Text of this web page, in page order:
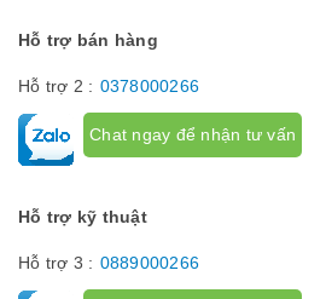
Hỗ trợ bán hàng
Hỗ trợ 2 : 0378000266
Chat ngay để nhận tư vấn
Hỗ trợ kỹ thuật
Hỗ trợ 3 : 0889000266